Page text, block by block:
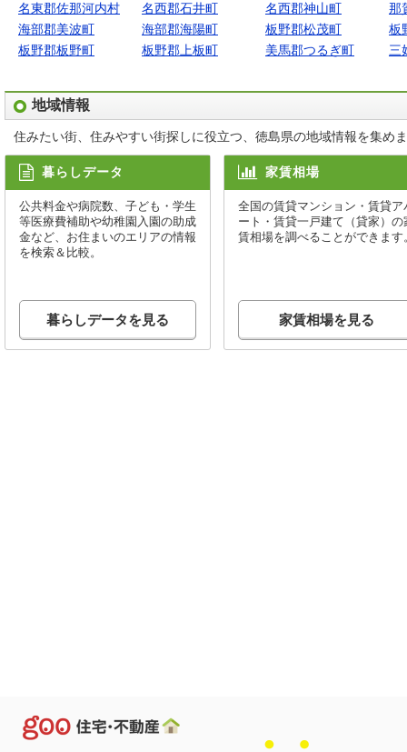
名東郡佐那河内村
名西郡石井町 名西郡神山町
那
海部郡美波町
海部郡海陽町 板野郡松茂町
板
板野郡板野町
板野郡上板町 美馬郡つるぎ町 三
地域情報
住みたい街、住みやすい街探しに役立つ、徳島県の地域情報を集め
暮らしデータ
公共料金や病院数、子ども・学生
等医療費補助や幼稚園入園の助成
金など、お住まいのエリアの情報
を検索＆比較。
暮らしデータを見る
家賃相場
全国の賃貸マンション・賃貸ア
ート・賃貸一戸建て（貸家）の
賃相場を調べることができます
家賃相場を見る